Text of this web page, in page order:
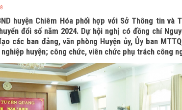
huyện Chiêm Hóa phối hợp với Sở Thông tin
đổi số năm 2024. Dự hội nghị có đồng chí
các ban đảng, văn phòng Huyện ủy, Ủy ban
huyện; công chức, viên chức phụ trách công